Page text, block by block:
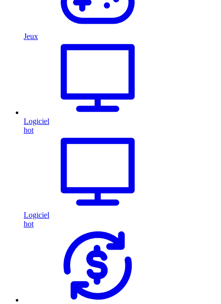
Jeux
Logiciel
hot
Logiciel
hot